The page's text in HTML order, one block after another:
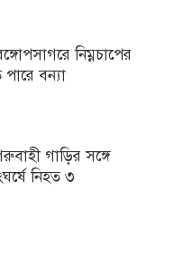
নিম্নচাপের
পারে বন্যা
গাড়ির সঙ্গে
নিহত ৩